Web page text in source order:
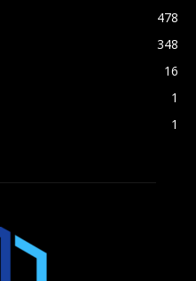
478
348
16
1
1